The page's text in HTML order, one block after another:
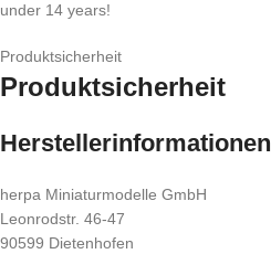
under 14 years!
Produktsicherheit
Produktsicherheit
Herstellerinformationen
herpa Miniaturmodelle GmbH
Leonrodstr. 46-47
90599 Dietenhofen